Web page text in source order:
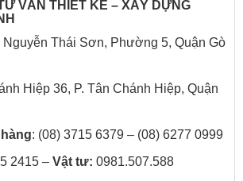
VẤN THIẾT KẾ – XÂY DỰNG
Nguyễn Thái Sơn, Phường 5, Quận Gò
Hiệp 36, P. Tân Chánh Hiệp, Quận
: (08) 3715 6379 – (08) 6277 0999
2415 – Vật tư: 0981.507.588